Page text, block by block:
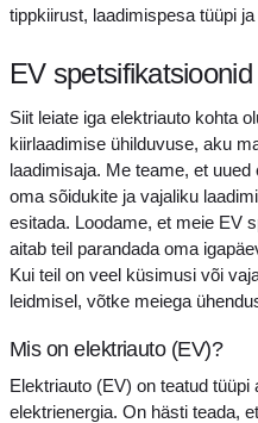
tippkiirust, laadimispesa tüüpi
EV spetsifikatsioonid
Siit leiate iga elektriauto kohta
kiirlaadimise ühilduvuse, aku
laadimisaja. Me teame, et
oma sõidukite ja vajaliku
esitada. Loodame, et meie EV
aitab teil parandada oma
Kui teil on veel küsimusi või
leidmisel, võtke meiega
Mis on elektriauto (EV)?
Elektriauto (EV) on teatud
elektrienergia. On hästi teada,